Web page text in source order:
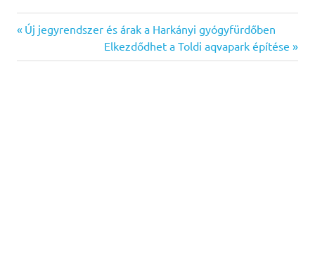
Bejegyzés
navigáció
Previous
Új jegyrendszer és árak a Harkányi gyógyfürdőben
Next
Post:
Elkezdődhet a Toldi aqvapark építése